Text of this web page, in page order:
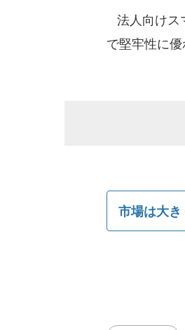
法人向けス
で堅牢性に
市場は大き